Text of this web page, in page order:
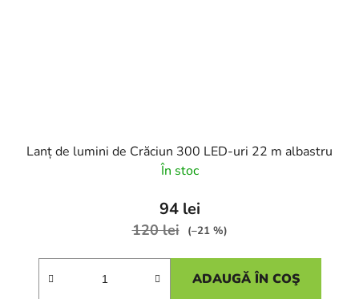
Lanț de lumini de Crăciun 300 LED-uri 22 m albastru
În stoc
94 lei
120 lei (–21 %)
ADAUGĂ ÎN COŞ